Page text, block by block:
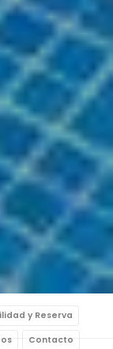
y Reserva
Contacto